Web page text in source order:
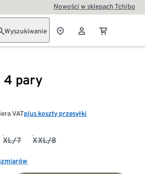
Nowości w sklepach Tchibo
Wyszukiwanie
4 pary
VATplus koszty przesyłki
XL/7 XXL/8